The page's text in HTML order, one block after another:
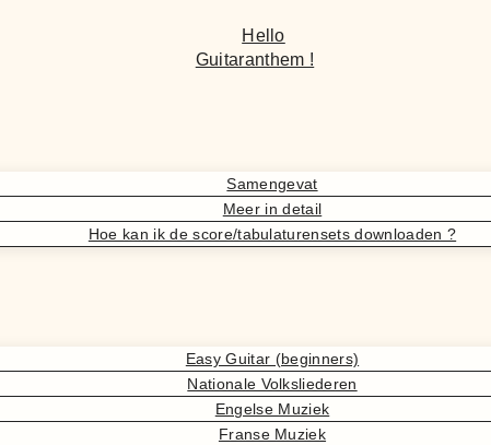
Hello
Guitaranthem !
Samengevat
Meer in detail
Hoe kan ik de score/tabulaturensets downloaden ?
Easy Guitar (beginners)
Nationale Volksliederen
Engelse Muziek
Franse Muziek